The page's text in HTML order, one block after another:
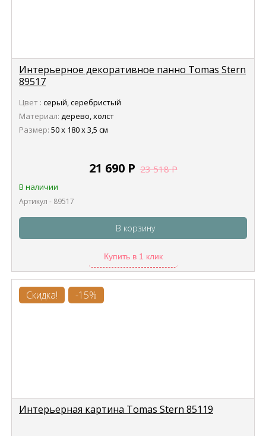
Интерьерное декоративное панно Tomas Stern
89517
Цвет : серый, серебристый
Материал: дерево, холст
Размер: 50 x 180 x 3,5 см
21 690 Р 23 518Р
В наличии
Артикул - 89517
В корзину
Купить в 1 клик
Скидка! -15%
Интерьерная картина Tomas Stern 85119